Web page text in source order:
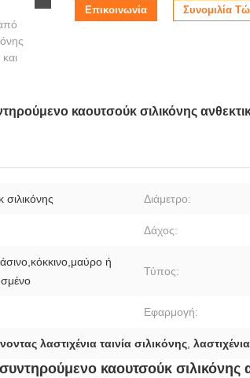
Επικοινωνία Συνομιλία
καουτσούκ σιλικόνης
Διάμετρο:
Δάχος:
ή
Τύπος:
Εφαρμογή:
λαστιχένια ταινία σιλικόνης,
καουτσούκ σιλικόνης